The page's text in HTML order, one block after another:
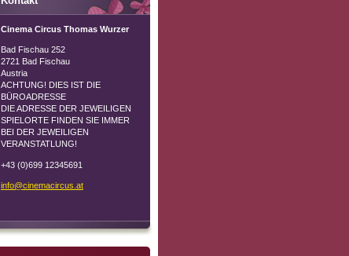
Cinema Circus Thomas Wurzer
Bad Fischau 252
2721 Bad Fischau
Austria
ACHTUNG! DIES IST DIE
BÜROADRESSE
DIE ADRESSE DER JEWEILIGEN
SPIELORTE FINDEN SIE IMMER
BEI DER JEWEILIGEN
VERANSTATLUNG!
+43 (0)699 12345691
info@cinemacircus.at